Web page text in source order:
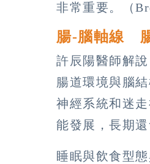
非常重要。（
腸-腦軸線
許辰陽醫師解
腸道環境與腦
神經系統和迷
能發展，長期
睡眠與飲食型